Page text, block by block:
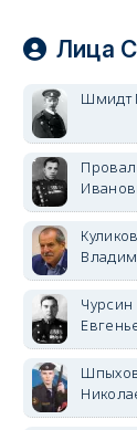
Лица
Шмидт